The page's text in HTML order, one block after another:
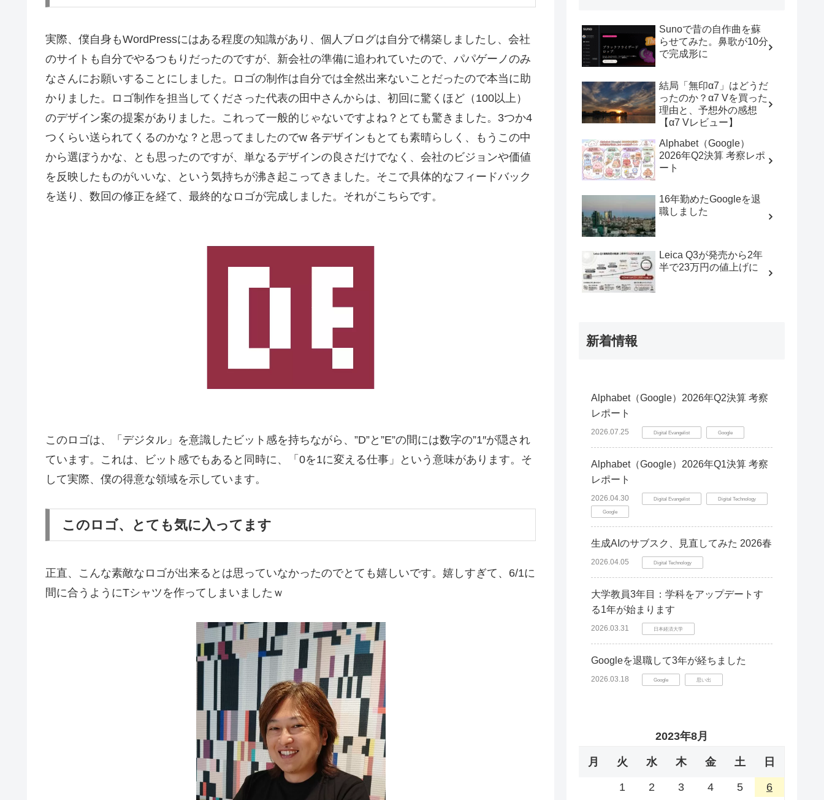
実際、僕自身もWordPressにはある程度の知識があり、個人ブログは自分で構築しましたし、会社
のサイトも自分でやるつもりだったのですが、新会社の準備に追われていたので、パパゲーノのみ
なさんにお願いすることにしました。ロゴの制作は自分では全然出来ないことだったので本当に助
かりました。ロゴ制作を担当してくださった代表の田中さんからは、初回に驚くほど（100以上）
のデザイン案の提案がありました。これって一般的じゃないですよね？とても驚きました。3つか4
つくらい送られてくるのかな？と思ってましたのでw 各デザインもとても素晴らしく、もうこの中
から選ぼうかな、とも思ったのですが、単なるデザインの良さだけでなく、会社のビジョンや価値
を反映したものがいいな、という気持ちが沸き起こってきました。そこで具体的なフィードバック
を送り、数回の修正を経て、最終的なロゴが完成しました。それがこちらです。
このロゴは、「デジタル」を意識したビット感を持ちながら、”D”と”E”の間には数字の”1″が隠され
ています。これは、ビット感でもあると同時に、「0を1に変える仕事」という意味があります。そ
して実際、僕の得意な領域を示しています。
このロゴ、とても気に入ってます
正直、こんな素敵なロゴが出来るとは思っていなかったのでとても嬉しいです。嬉しすぎて、6/1に
間に合うようにTシャツを作ってしまいましたｗ
Sunoで昔の自作曲を蘇
らせてみた。鼻歌が10分
で完成形に
結局「無印α7」はどうだ
ったのか？α7 Vを買った
理由と、予想外の感想
【α7 Vレビュー】
Alphabet（Google）
2026年Q2決算 考察レポ
ート
16年勤めたGoogleを退
職しました
Leica Q3が発売から2年
半で23万円の値上げに
新着情報
Alphabet（Google）2026年Q2決算 考察
レポート
2026.07.25 Digital Evangelist Google
Alphabet（Google）2026年Q1決算 考察
レポート
2026.04.30 Digital Evangelist Digital Technology
Google
生成AIのサブスク、見直してみた 2026春
2026.04.05 Digital Technology
大学教員3年目：学科をアップデートす
る1年が始まります
2026.03.31 日本経済大学
Googleを退職して3年が経ちました
2026.03.18 Google 思い出
2023年8月
月 火 水 木 金 土 日
1 2 3 4 5
6